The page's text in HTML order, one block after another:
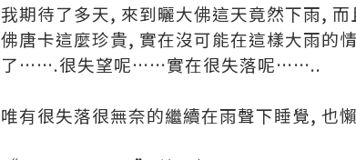
我期待了多天, 來到曬大佛這天竟然下雨,
佛唐卡這麼珍貴, 實在沒可能在這樣大雨的
了…….很失望呢……實在很失落呢……..
唯有很失落很無奈的繼續在雨聲下睡覺,